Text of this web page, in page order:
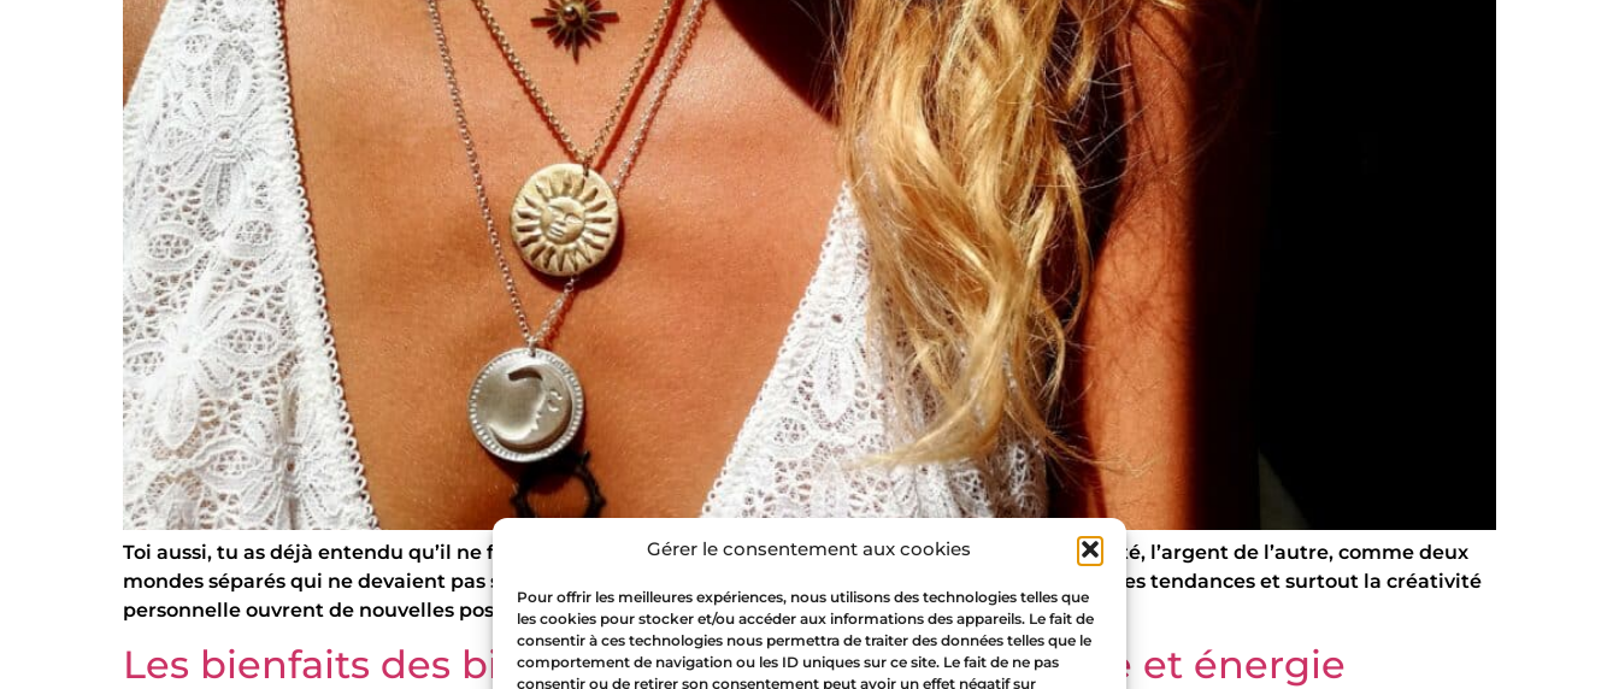
Gérer le consentement aux cookies
Pour offrir les meilleures expériences, nous utilisons des technologies telles que
les cookies pour stocker et/ou accéder aux informations des appareils. Le fait de
consentir à ces technologies nous permettra de traiter des données telles que le
comportement de navigation ou les ID uniques sur ce site. Le fait de ne pas
consentir ou de retirer son consentement peut avoir un effet négatif sur
Toi aussi, tu as déjà entendu qu’il ne fallait surtout pas mélanger les bijoux or et argent ? L’or d’un côté, l’argent de l’autre, comme deux
mondes séparés qui ne devaient pas se rencontrer. Aujourd’hui, ces règles appartiennent au passé. Les tendances et surtout la créativité
personnelle ouvrent de nouvelles possibilités : mélanger bijoux or […]
Les bienfaits des bijoux spirituels : entre esthétique et énergie